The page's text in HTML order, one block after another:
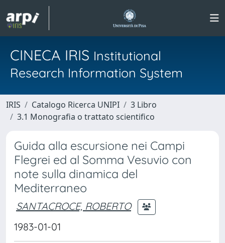
CINECA IRIS Institutional
Research Information System
IRIS Catalogo Ricerca UNIPI
3 Libro
3.1 Monografia o trattato scientifico
Guida alla escursione nei Campi
Flegrei ed al Somma Vesuvio con
note sulla dinamica del
Mediterraneo
SANTACROCE, ROBERTO
1983-01-01